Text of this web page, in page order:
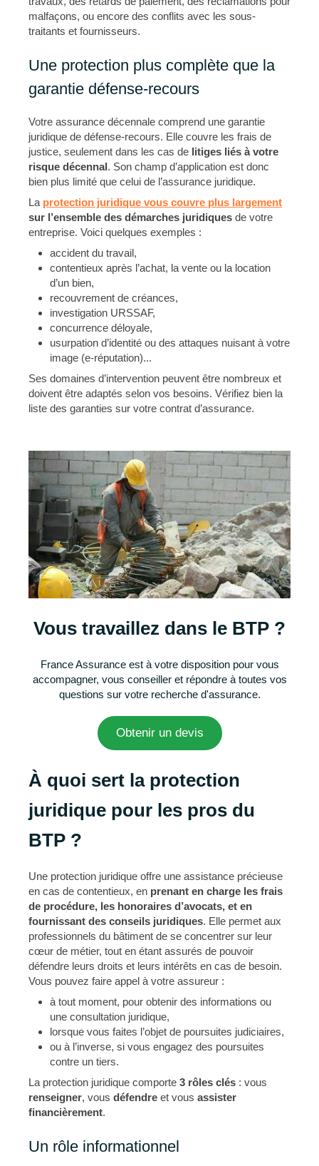
malfaçons, ou encore des conflits avec les sous-
traitants et fournisseurs.
Une protection plus complète que la
garantie défense-recours
Votre assurance décennale comprend une garantie
juridique de défense-recours. Elle couvre les frais de
justice, seulement dans les cas de litiges liés à votre
risque décennal. Son champ d’application est donc
bien plus limité que celui de l’assurance juridique.
La protection juridique vous couvre plus largement
sur l’ensemble des démarches juridiques de votre
entreprise. Voici quelques exemples :
accident du travail,
contentieux après l’achat, la vente ou la location
d’un bien,
recouvrement de créances,
investigation URSSAF,
concurrence déloyale,
usurpation d’identité ou des attaques nuisant à votre
image (e-réputation)...
Ses domaines d’intervention peuvent être nombreux et
doivent être adaptés selon vos besoins. Vérifiez bien la
liste des garanties sur votre contrat d’assurance.
Vous travaillez dans le BTP ?
France Assurance est à votre disposition pour vous
accompagner, vous conseiller et répondre à toutes vos
questions sur votre recherche d'assurance.
Obtenir un devis
À quoi sert la protection
juridique pour les pros du
BTP ?
Une protection juridique offre une assistance précieuse
en cas de contentieux, en prenant en charge les frais
de procédure, les honoraires d’avocats, et en
fournissant des conseils juridiques. Elle permet aux
professionnels du bâtiment de se concentrer sur leur
cœur de métier, tout en étant assurés de pouvoir
défendre leurs droits et leurs intérêts en cas de besoin.
Vous pouvez faire appel à votre assureur :
à tout moment, pour obtenir des informations ou
une consultation juridique,
lorsque vous faites l’objet de poursuites judiciaires,
ou à l’inverse, si vous engagez des poursuites
contre un tiers.
La protection juridique comporte 3 rôles clés : vous
renseigner, vous défendre et vous assister
financièrement.
Un rôle informationnel